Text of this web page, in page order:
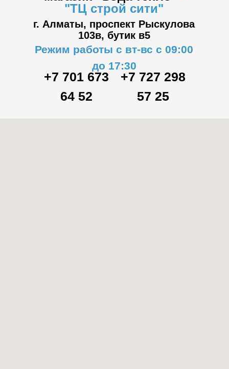
"ТЦ строй сити"
г. Алматы, проспект Рыскулова
103в, бутик в5
Режим работы с вт-вс с 09:00
до 17:30
+7 701 673
64 52
+7 727 298
57 25